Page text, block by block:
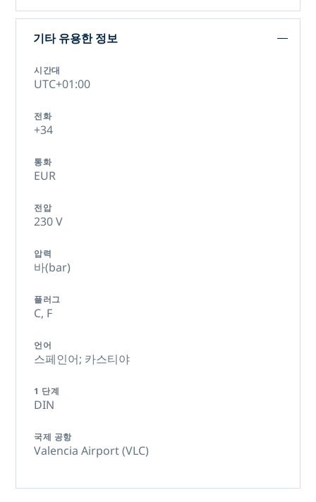
기타 유용한 정보
시간대
UTC+01:00
전화
+34
통화
EUR
전압
230 V
압력
바(bar)
플러그
C, F
언어
스페인어; 카스티야
1 단계
DIN
국제 공항
Valencia Airport (VLC)